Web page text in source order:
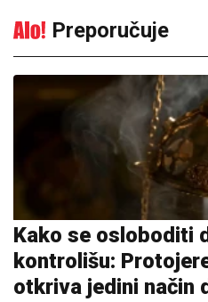
Preporučuje
Kako se osloboditi
kontrolišu:
otkriva jedini način